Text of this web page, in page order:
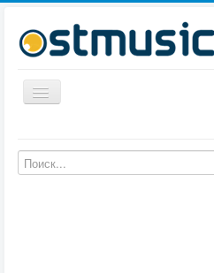
Включить/выключить навигацию
Музыка из мультфильмов